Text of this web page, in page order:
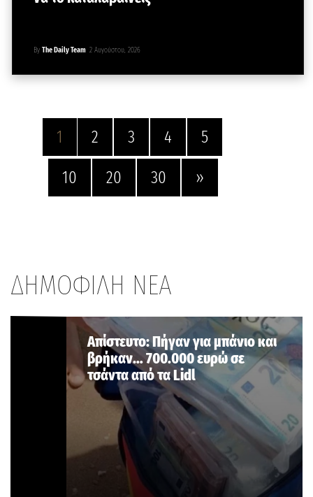
By The Daily Team 2 Αυγούστου, 2026
1 2 3 4
5
10
20 30 »
ΔΗΜΟΦΙΛΗ ΝΕΑ
Aπίστευτο: Πήγαν για μπάνιο και
βρήκαν… 700.000 ευρώ σε
τσάντα από τα Lidl